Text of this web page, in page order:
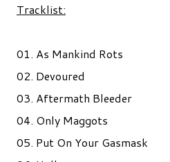
Tracklist:
01. As Mankind Rots
02. Devoured
03. Aftermath Bleeder
04. Only Maggots
05. Put On Your Gasmask